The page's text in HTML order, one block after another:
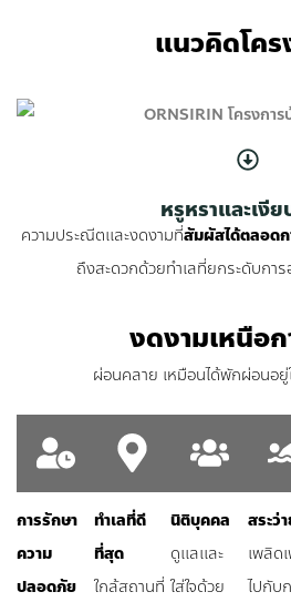
แนวคิดโคร
หรูหราและเงี
ความประณีตและงดงามที่สัมผัสได้ตลอด
ถึงสะดวกด้วยทำเลที่ยกระดับกา
งดงามเหนือก
ผ่อนคลาย เหมือนได้พักผ่อนอยู่
การรักษา
ความ
ปลอดภัย
ทำเลที่ดี
ที่สุด
ใกล้สถานที่
นิติบุคคล
ดูแลและ
ใส่ใจด้วย
สระว่
เพลิด
ไปกับ